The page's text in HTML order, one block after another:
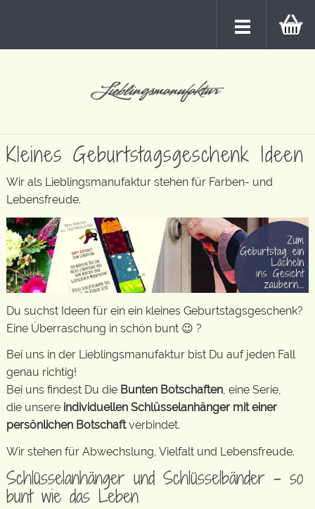
Kleines Geburtstagsgeschenk Ideen
Wir als Lieblingsmanufaktur stehen für Farben- und
Lebensfreude.
Du suchst Ideen für ein ein kleines Geburtstagsgeschenk?
Eine Überraschung in schön bunt 😉 ?
Bei uns in der Lieblingsmanufaktur bist Du auf jeden Fall
genau richtig!
Bei uns findest Du die Bunten Botschaften, eine Serie,
die unsere individuellen Schlüsselanhänger mit einer
persönlichen Botschaftverbindet.
Wir stehen für Abwechslung, Vielfalt und Lebensfreude.
Schlüsselanhänger und Schlüsselbänder – so
bunt wie das Leben